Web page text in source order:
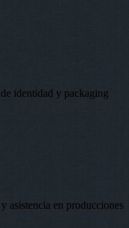
identidad y packaging
asistencia en producciones